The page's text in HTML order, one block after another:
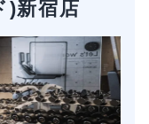
)新宿店